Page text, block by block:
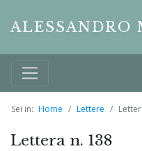
ALESSANDRO
Sei in: Home Lettere
Lettera n. 138